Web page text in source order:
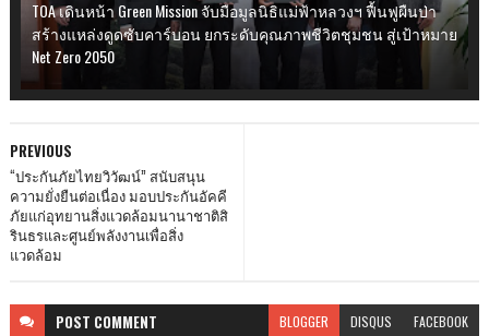
TOA เดินหน้า Green Mission จับมือมูลนิธิแม่ฟ้าหลวงฯ ฟื้นฟูผืนป่า
สร้างแหล่งดูดซับคาร์บอน ยกระดับคุณภาพชีวิตชุมชน สู่เป้าหมาย
Net Zero 2050
PREVIOUS
“ประกันภัยไทยวิวัฒน์” สนับสนุน
ความยั่งยืนต่อเนื่อง มอบประกันอัคคี
ภัยแก่อุทยานสิ่งแวดล้อมนานาชาติสิ
รินธรและศูนย์พลังงานเพื่อสิ่ง
แวดล้อม
POST COMMENT BLOGGER DISQUS FACEBOOK